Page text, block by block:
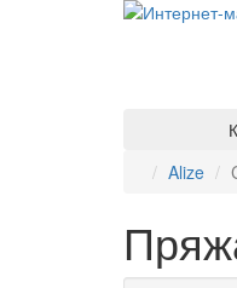
Alize